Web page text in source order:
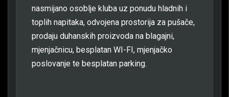
nasmijano osoblje kluba uz ponudu hladnih i
toplih napitaka, odvojena prostorija za pušače,
prodaju duhanskih proizvoda na blagajni,
mjenjačnicu, besplatan WI-FI, mjenjačko
poslovanje te besplatan parking.